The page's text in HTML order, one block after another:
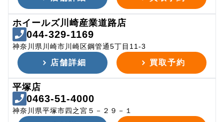
ホイールズ川崎産業道路店
044-329-1169
神奈川県川崎市川崎区鋼管通5丁目11-3
店舗詳細 買取予約
平塚店
0463-51-4000
神奈川県平塚市四之宮５－２９－１